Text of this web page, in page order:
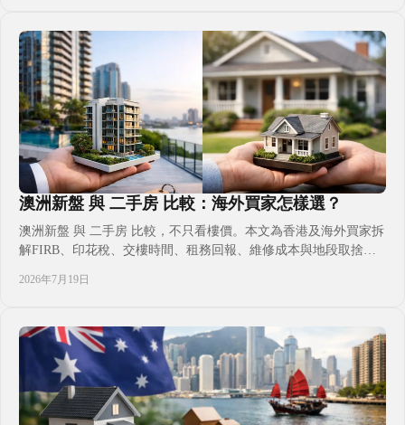
家庭參考之用。
澳洲新盤 與 二手房 比較：海外買家怎樣選？
澳洲新盤 與 二手房 比較，不只看樓價。本文為香港及海外買家拆
解FIRB、印花稅、交樓時間、租務回報、維修成本與地段取捨，
合適澳洲物業。並提醒非居民購買限制及持有安排，讓決策更有依
捨。
2026年7月19日